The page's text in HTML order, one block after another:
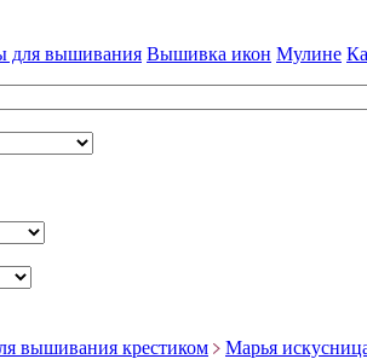
для вышивания Вышивка икон Мулине
вышивания крестиком Марья